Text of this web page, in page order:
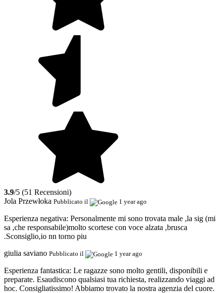
3.9/5 (51 Recensioni)
Jola Przewłoka Pubblicato il 1 year ago
Esperienza negativa: Personalmente mi sono trovata male ,la sig (mi
sa ,che responsabile)molto scortese con voce alzata ,brusca
.Sconsiglio,io nn torno piu
giulia saviano Pubblicato il 1 year ago
Esperienza fantastica: Le ragazze sono molto gentili, disponibili e
preparate. Esaudiscono qualsiasi tua richiesta, realizzando viaggi ad
hoc. Consigliatissimo! Abbiamo trovato la nostra agenzia del cuore.